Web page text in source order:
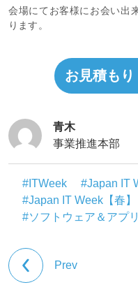
会場にてお客様にお会い出
ります。
お見積も
青木
事業推進本部
#ITWeek
#Japan IT
#Japan IT Week【春】
#ソフトウェア＆アプ
Prev